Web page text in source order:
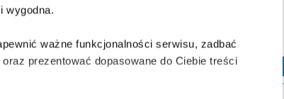
wygodna.
ważne funkcjonalności serwisu, zadbać
prezentować dopasowane do Ciebie treści
winter. Even the Thames has frozen